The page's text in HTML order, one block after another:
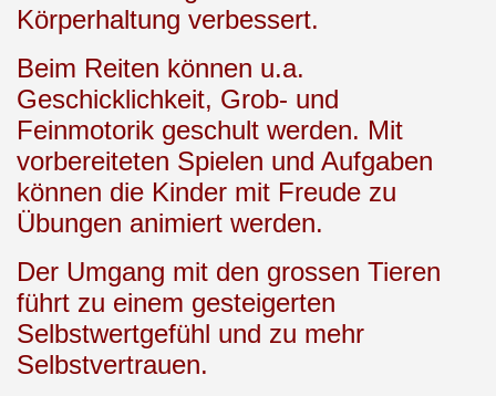
Körperhaltung verbessert.
Beim Reiten können u.a.
Geschicklichkeit, Grob- und
Feinmotorik geschult werden. Mit
vorbereiteten Spielen und Aufgaben
können die Kinder mit Freude zu
Übungen animiert werden.
Der Umgang mit den grossen Tieren
führt zu einem gesteigerten
Selbstwertgefühl und zu mehr
Selbstvertrauen.